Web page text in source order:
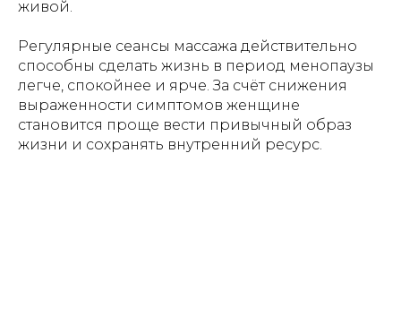
живой.
Регулярные сеансы массажа действительно
способны сделать жизнь в период менопаузы
легче, спокойнее и ярче. За счёт снижения
выраженности симптомов женщине
становится проще вести привычный образ
жизни и сохранять внутренний ресурс.